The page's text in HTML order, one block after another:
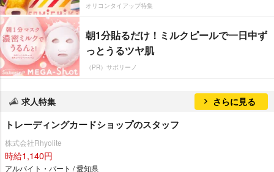
オリコンタイアップ特集
朝1分貼るだけ！ミルクピールで一日中ず
っとうるツヤ肌
（PR）サボリーノ
求人特集 さらに見る
トレーディングカードショップのスタッフ
株式会社Rhyolite
時給1,140円
アルバイト・パート / 愛知県